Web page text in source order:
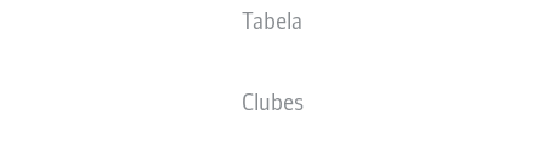
Tabela
Clubes
BORUSSIA MÖNCHENGLADBACH